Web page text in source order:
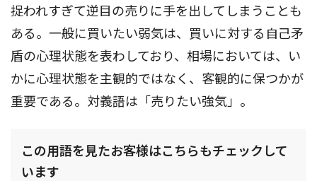
捉われすぎて逆目の売りに手を出してしまうことも
ある。一般に買いたい弱気は、買いに対する自己矛
盾の心理状態を表わしており、相場においては、い
かに心理状態を主観的ではなく、客観的に保つかが
重要である。対義語は「売りたい強気」。
この用語を見たお客様はこちらもチェックして
います